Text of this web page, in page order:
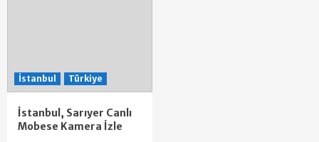
İstanbul Türkiye
İstanbul, Sarıyer Canlı
Mobese Kamera İzle